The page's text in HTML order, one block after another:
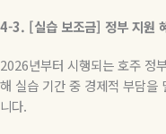
4-3. [실습 보조금] 정부지원
2026년부터 시행되는 호주 정
해 실습 기간 중 경제적 부담을
니다.